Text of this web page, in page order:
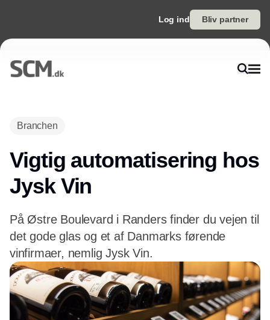
Log ind Bliv partner
Branchen
Vigtig automatisering hos
Jysk Vin
På Østre Boulevard i Randers finder du vejen til
det gode glas og et af Danmarks førende
vinfirmaer, nemlig Jysk Vin.